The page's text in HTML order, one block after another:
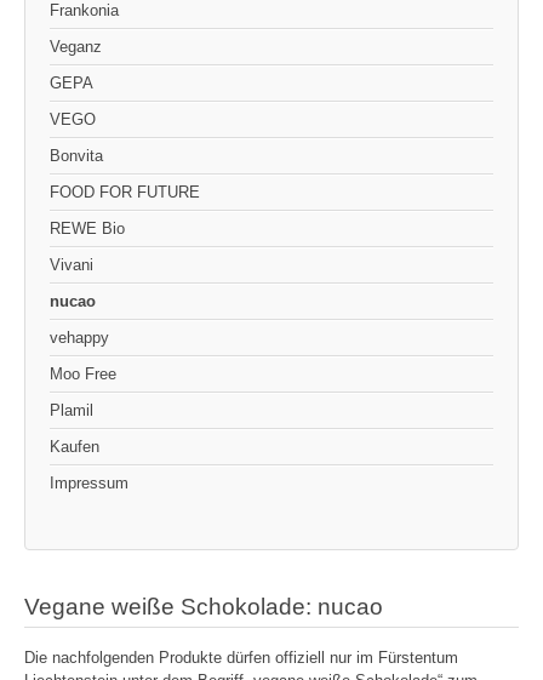
Frankonia
Veganz
GEPA
VEGO
Bonvita
FOOD FOR FUTURE
REWE Bio
Vivani
nucao
vehappy
Moo Free
Plamil
Kaufen
Impressum
Vegane weiße Schokolade: nucao
Die nachfolgenden Produkte dürfen offiziell nur im Fürstentum